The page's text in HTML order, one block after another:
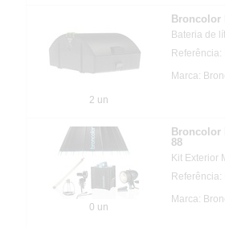
2 un
Broncolor
Bateria de
Marca:
0 un
Broncolor
88
Kit Exterior
Marca: